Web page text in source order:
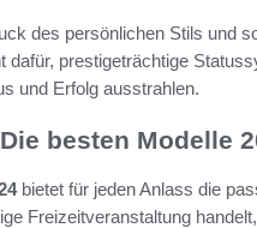
des persönlichen Stils und
dafür, prestigeträchtige
und Erfolg ausstrahlen.
besten Modelle
bietet für jeden Anlass die
Freizeitveranstaltung